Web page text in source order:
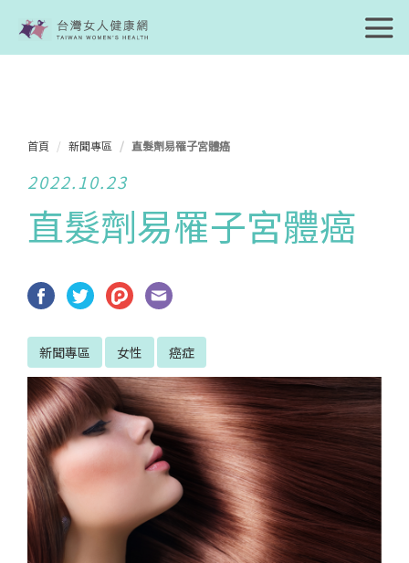
首頁 新聞專區 直髮劑易罹子宮體癌
2022.10.23
直髮劑易罹子宮體癌
新聞專區 女性 癌症